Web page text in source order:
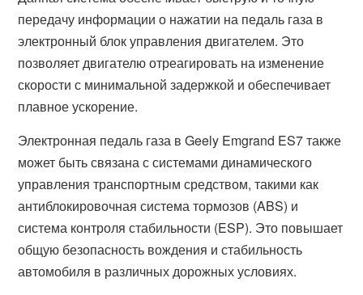
передачу информации о нажатии на педаль газа в
электронный блок управления двигателем. Это
позволяет двигателю отреагировать на изменение
скорости с минимальной задержкой и обеспечивает
плавное ускорение.
Электронная педаль газа в Geely Emgrand ES7 также
может быть связана с системами динамического
управления транспортным средством, такими как
антиблокировочная система тормозов (ABS) и
система контроля стабильности (ESP). Это повышает
общую безопасность вождения и стабильность
автомобиля в различных дорожных условиях.